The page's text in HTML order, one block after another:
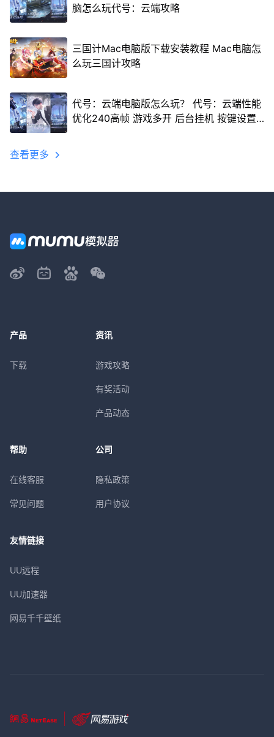
脑怎么玩代号：云端攻略
三国计Mac电脑版下载安装教程 Mac电脑怎
么玩三国计攻略
代号：云端电脑版怎么玩？ 代号：云端性能
优化240高帧 游戏多开 后台挂机 按键设置
查看更多
产品
下载
资讯
游戏攻略
有奖活动
产品动态
帮助
在线客服
常见问题
公司
隐私政策
用户协议
友情链接
UU远程
UU加速器
网易千千壁纸